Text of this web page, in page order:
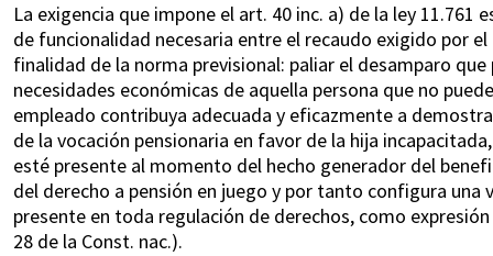
La exigencia que impone el art. 40 inc. a) de la ley
de funcionalidad necesaria entre el recaudo exigido por
finalidad de la norma previsional: paliar el desamparo
necesidades económicas de aquella persona que no
empleado contribuya adecuada y eficazmente a
de la vocación pensionaria en favor de la hija
esté presente al momento del hecho generador del
del derecho a pensión en juego y por tanto configura
presente en toda regulación de derechos, como
28 de la Const. nac.).